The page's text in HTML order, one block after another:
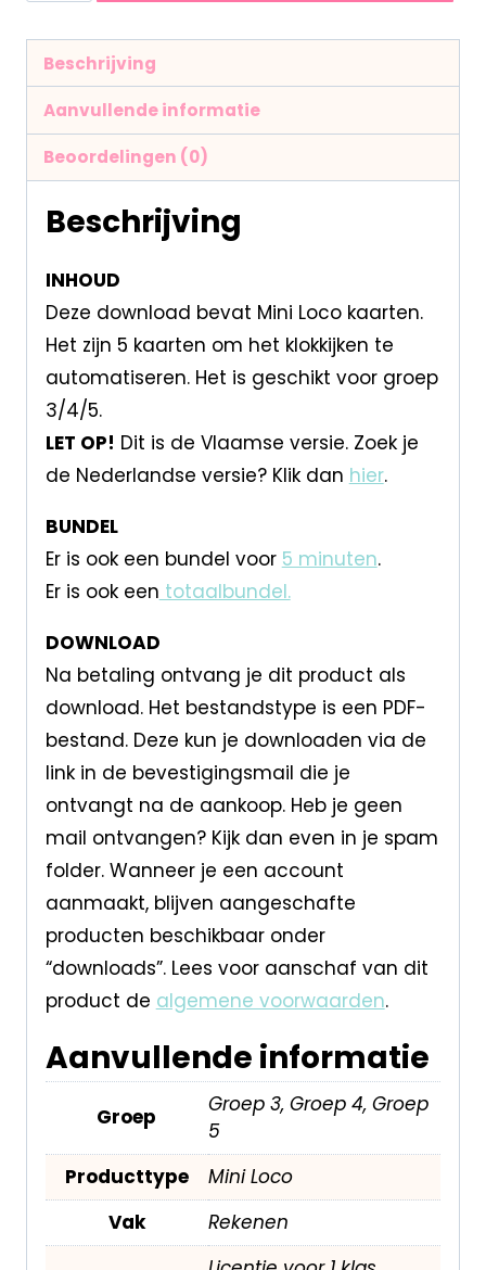
Beschrijving
Aanvullende informatie
Beoordelingen (0)
Beschrijving
INHOUD
Deze download bevat Mini Loco kaarten.
Het zijn 5 kaarten om het klokkijken te
automatiseren. Het is geschikt voor groep
3/4/5.
LET OP! Dit is de Vlaamse versie. Zoek je
de Nederlandse versie? Klik dan hier.
BUNDEL
Er is ook een bundel voor 5 minuten.
Er is ook een totaalbundel.
DOWNLOAD
Na betaling ontvang je dit product als
download. Het bestandstype is een PDF-
bestand. Deze kun je downloaden via de
link in de bevestigingsmail die je
ontvangt na de aankoop. Heb je geen
mail ontvangen? Kijk dan even in je spam
folder. Wanneer je een account
aanmaakt, blijven aangeschafte
producten beschikbaar onder
“downloads”. Lees voor aanschaf van dit
product de algemene voorwaarden.
Aanvullende informatie
Groep
Groep 3, Groep 4, Groep
5
Producttype
Mini Loco
Vak
Rekenen